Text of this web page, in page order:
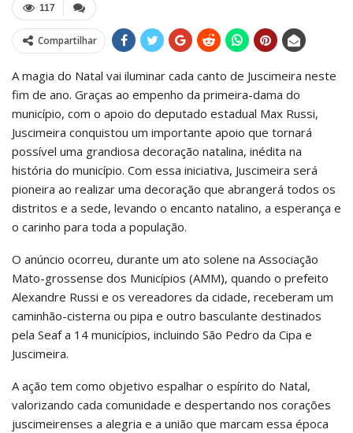
117
Compartilhar
A magia do Natal vai iluminar cada canto de Juscimeira neste
fim de ano. Graças ao empenho da primeira-dama do
município, com o apoio do deputado estadual Max Russi,
Juscimeira conquistou um importante apoio que tornará
possível uma grandiosa decoração natalina, inédita na
história do município. Com essa iniciativa, Juscimeira será
pioneira ao realizar uma decoração que abrangerá todos os
distritos e a sede, levando o encanto natalino, a esperança e
o carinho para toda a população.
O anúncio ocorreu, durante um ato solene na Associação
Mato-grossense dos Municípios (AMM), quando o prefeito
Alexandre Russi e os vereadores da cidade, receberam um
caminhão-cisterna ou pipa e outro basculante destinados
pela Seaf a 14 municípios, incluindo São Pedro da Cipa e
Juscimeira.
A ação tem como objetivo espalhar o espírito do Natal,
valorizando cada comunidade e despertando nos corações
juscimeirenses a alegria e a união que marcam essa época